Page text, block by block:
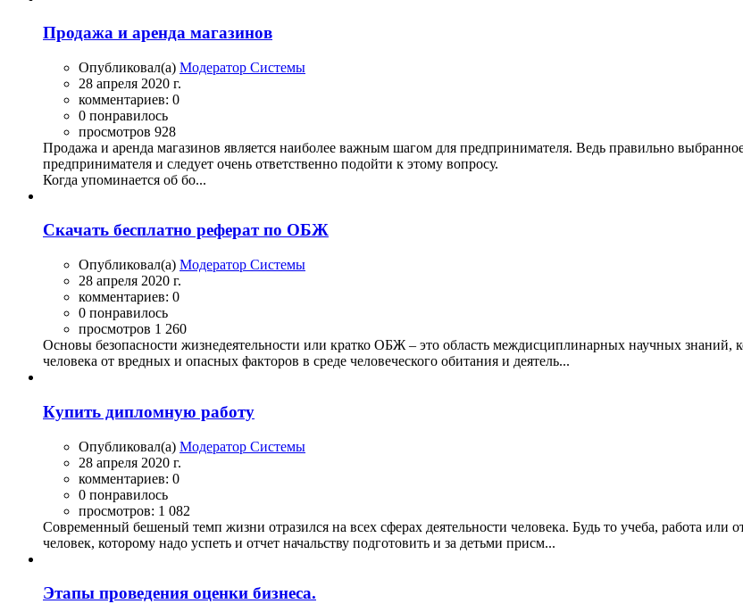
Продажа и аренда магазинов
Опубликовал(а) Модератор Системы
28 апреля 2020 г.
комментариев: 0
0 понравилось
просмотров 928
Продажа и аренда магазинов является наиболее важным шагом для предпринимателя. Ведь правильно
предпринимателя и следует очень ответственно подойти к этому вопросу.
Когда упоминается об бо...
Скачать бесплатно реферат по ОБЖ
Опубликовал(а) Модератор Системы
28 апреля 2020 г.
комментариев: 0
0 понравилось
просмотров 1 260
Основы безопасности жизнедеятельности или кратко ОБЖ – это область междисциплинарных научных знаний,
человека от вредных и опасных факторов в среде человеческого обитания и деятель...
Купить дипломную работу
Опубликовал(а) Модератор Системы
28 апреля 2020 г.
комментариев: 0
0 понравилось
просмотров: 1 082
Современный бешеный темп жизни отразился на всех сферах деятельности человека. Будь то учеба, работа
человек, которому надо успеть и отчет начальству подготовить и за детьми присм...
Этапы проведения оценки бизнеса.